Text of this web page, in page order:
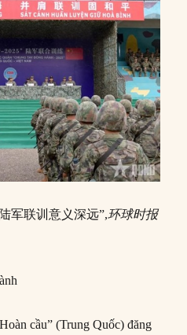
军联训意义深远”,环球时报
cầu” (Trung Quốc) đăng